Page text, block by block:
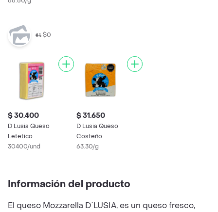
$0
$ 30.400
D Lusia Queso
Letetico
30400/und
$ 31.650
D Lusia Queso
Costeño
63.30/g
Información del producto
El queso Mozzarella D´LUSIA, es un queso fresco,